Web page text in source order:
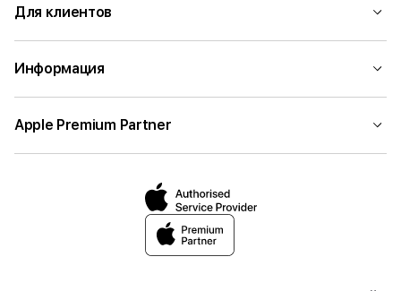
Для клиентов
Информация
Apple Premium Partner